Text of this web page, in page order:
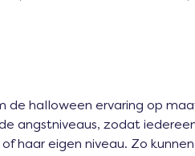
halloween ervaring op
angstniveaus, zodat
haar eigen niveau. Zo